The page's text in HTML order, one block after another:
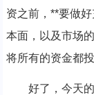
资之前，**要做
本面，以及市场
将所有的资金都
好了，今天